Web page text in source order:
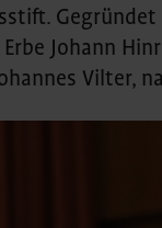
Johann
Vilter,